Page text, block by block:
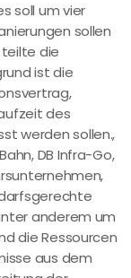
soll um vier
sollen
die
ist die
des
werden sollen.,
DB Infra-Go,
anderem um
die Ressourcen
aus dem